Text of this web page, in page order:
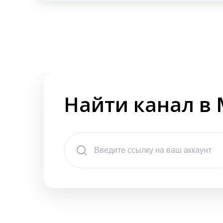
Найти канал в